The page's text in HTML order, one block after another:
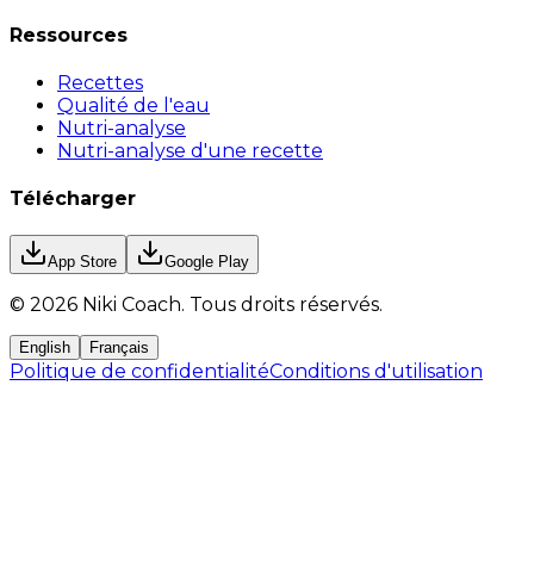
Ressources
Recettes
Qualité de l'eau
Nutri-analyse
Nutri-analyse d'une recette
Télécharger
App Store Google Play
© 2026 Niki Coach. Tous droits réservés.
English Français
Politique de confidentialitéConditions d'utilisation